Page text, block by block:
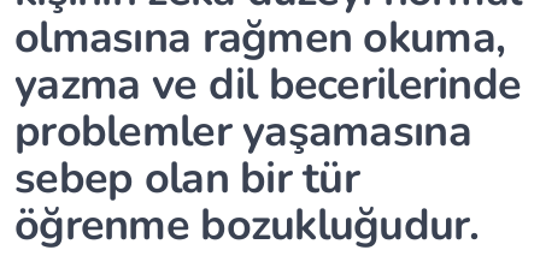
olmasına rağmen okuma,
yazma ve dil becerilerinde
problemler yaşamasına
sebep olan bir tür
öğrenme bozukluğudur.